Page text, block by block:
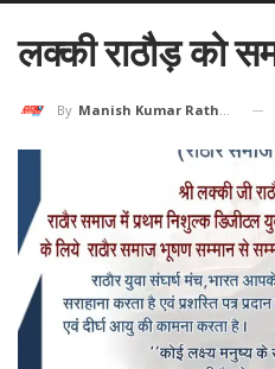
लक्की राठौड़ को
By Manish Kumar Rathore